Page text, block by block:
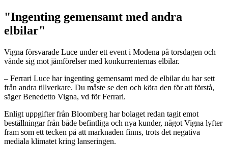
"Ingenting gemensamt med andra
elbilar"
Vigna försvarade Luce under ett event i Modena på torsdagen och
vände sig mot jämförelser med konkurrenternas elbilar.
– Ferrari Luce har ingenting gemensamt med de elbilar du har sett
från andra tillverkare. Du måste se den och köra den för att förstå,
säger Benedetto Vigna, vd för Ferrari.
Enligt uppgifter från Bloomberg har bolaget redan tagit emot
beställningar från både befintliga och nya kunder, något Vigna lyfter
fram som ett tecken på att marknaden finns, trots det negativa
mediala klimatet kring lanseringen.